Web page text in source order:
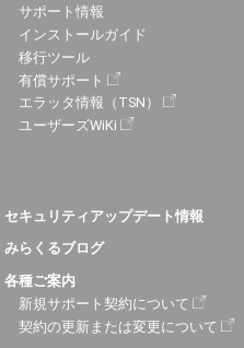
サポート情報
インストールガイド
移行ツール
有償サポート
エラッタ情報（TSN）
ユーザーズWiKi
セキュリティアップデート情報
みらくるブログ
各種ご案内
新規サポート契約について
契約の更新または変更について